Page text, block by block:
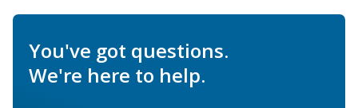
You've got questions.
We're here to help.